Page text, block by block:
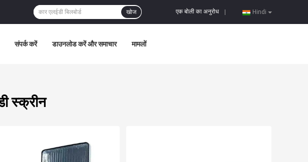
Hindi
एक बोली का अनुरोध
खोज
संपर्क करें डाउनलोड करें और समाचार मामलों
स्क्रीन